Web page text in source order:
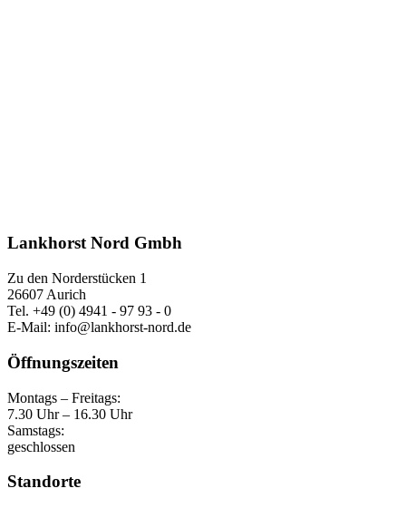
Lankhorst Nord Gmbh
Zu den Norderstücken 1
26607 Aurich
Tel. +49 (0) 4941 - 97 93 - 0
E-Mail: info@lankhorst-nord.de
Öffnungszeiten
Montags – Freitags:
7.30 Uhr – 16.30 Uhr
Samstags:
geschlossen
Standorte